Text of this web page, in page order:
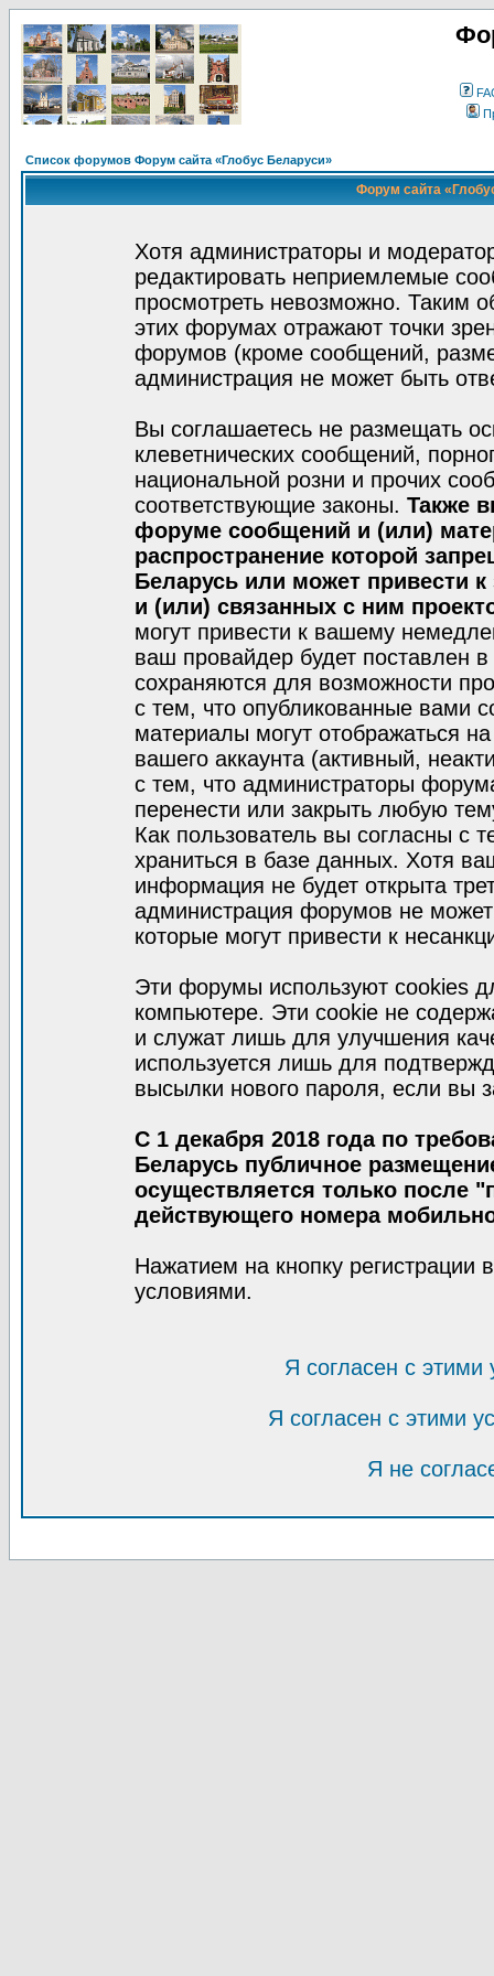
Список форумов Форум сайта «Глобус Беларуси»
Форум сайта
Хотя администраторы и
редактировать неприемлемые
просмотреть невозможно. Таким
этих форумах отражают точки
форумов (кроме сообщений,
администрация не может быть
Вы соглашаетесь не размещать
клеветнических сообщений,
национальной розни и прочих
соответствующие законы. Также
форуме сообщений и (или)
распространение которой
Беларусь или может привести
и (или) связанных с ним
могут привести к вашему
ваш провайдер будет поставлен
сохраняются для возможности
с тем, что опубликованные вами
материалы могут отображаться
вашего аккаунта (активный,
с тем, что администраторы
перенести или закрыть любую
Как пользователь вы согласны с
храниться в базе данных. Хотя
информация не будет открыта
администрация форумов не может
которые могут привести к
Эти форумы используют cookies
компьютере. Эти cookie не
и служат лишь для улучшения
используется лишь для
высылки нового пароля, если вы
С 1 декабря 2018 года по
Беларусь публичное
осуществляется только после
действующего номера
Нажатием на кнопку регистрации
условиями.
Я согласен с
Я согласен с этими
Я не